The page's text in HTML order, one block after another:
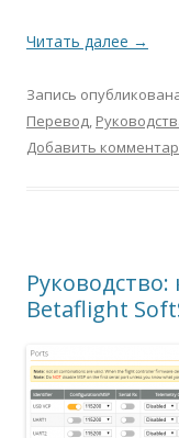
Читать далее →
Запись
Перевод,
Добавить
Руководство:
Betaflight